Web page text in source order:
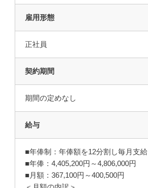
雇用形態
正社員
契約期間
期間の定めなし
給与
■年俸制：年俸額を12分割し毎月支給
■年俸：4,405,200円～4,806,000円
■月額：367,100円～400,500円